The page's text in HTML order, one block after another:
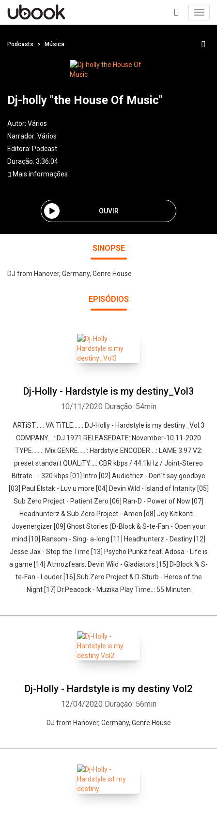
+
Podcasts Música
Dj-holly "the House Of Music"
Autor: Vários
Narrador: Vários
Editora: Podcast
Duração: 3:36:04
Mais informações
OUVIR
SINOPSE
DJ from Hanover, Germany, Genre House
EPISÓDIOS
Dj-Holly - Hardstyle is my destiny_Vol3
10/11/2020 Duração: 54min
ARTiST.....: VA TiTLE......: DJ-Holly - Hardstyle is my destiny_Vol.3
COMPANY....: DJ 1971 RELEASEDATE: November-10.11-2020
TYPE.......: Mix GENRE......: Hardstyle ENCODER....: LAME 3.97 V2:
preset standart QUALiTY....: CBR kbps / 44.1kHz / Joint-Stereo
Bitrate....: 320 kbps [01] Intro [02] Audiotricz - Don`t say goodbye
[03] Paul Elstak - Luv u more [04] Devin Wild - Island of Intanity [05]
Sub Zero Project - Patient Zero [06] Ran-D - Power of Now [07]
Headhunterz & Sub Zero Project - Amen [o8] Joy Kitikonti -
Joyenergizer [09] Ghost Stories (D-Block & S-te-Fan - Open your
mind [10] Ransom - Sing- a-long [11] Headhunterz - Destiny [12]
Jesse Jax - Stop the Time [13] Psycho Punkz feat. Adosa - Life is
a game [14] Atmozfears, Devin Wild - Gladiators [15] D-Block % S-
te-Fan - Louder [16] Sub Zero Project & D-Sturb - Heros of the
Night [17] Dr.Peacock - Muzika Play Time..: 55 Minuten
Dj-Holly - Hardstyle is my destiny Vol2
12/04/2020 Duração: 56min
DJ from Hanover, Germany, Genre House